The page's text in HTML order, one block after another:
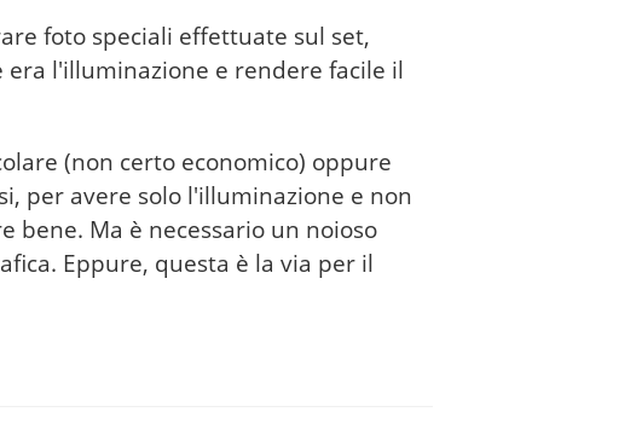
foto speciali effettuate sul set,
l'illuminazione e rendere facile il
(non certo economico) oppure
per avere solo l'illuminazione e non
bene. Ma è necessario un noioso
Eppure, questa è la via per il